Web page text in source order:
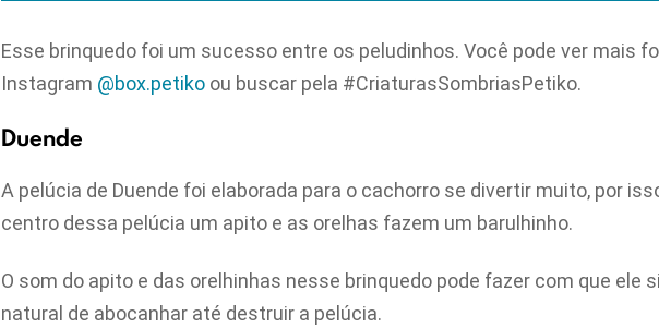
Esse brinquedo foi um sucesso entre os peludinhos. Você pode ver mais
Instagram @box.petiko ou buscar pela #CriaturasSombriasPetiko.
Duende
A pelúcia de Duende foi elaborada para o cachorro se divertir muito, por
centro dessa pelúcia um apito e as orelhas fazem um barulhinho.
O som do apito e das orelhinhas nesse brinquedo pode fazer com que ele
natural de abocanhar até destruir a pelúcia.